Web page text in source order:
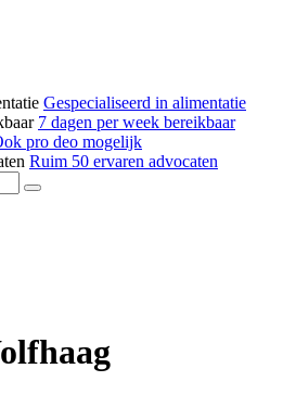
Gespecialiseerd in alimentatie
7 dagen per week bereikbaar
pro deo mogelijk
Ruim 50 ervaren advocaten